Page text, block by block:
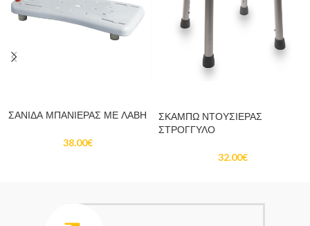
ΣΑΝΙΔΑ ΜΠΑΝΙΕΡΑΣ ΜΕ ΛΑΒΗ
38.00€
ΣΚΑΜΠΩ ΝΤΟΥΣΙΕΡΑΣ
ΣΤΡΟΓΓΥΛΟ
32.00€